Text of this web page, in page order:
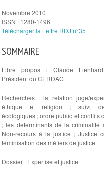
Novembre 2010
ISSN : 1280-1496
Télécharger la Lettre RDJ n°35
SOMMAIRE
Libre propos : Claude
Président du CERDAC
Recherches : la relation juge/
éthique et religion ; suivi
écologiques ; ordre public et conflits
; les déterminants de la criminalité
Non-recours à la justice ; Justice
féminisation des métiers de justice.
Dossier : Expertise et justice